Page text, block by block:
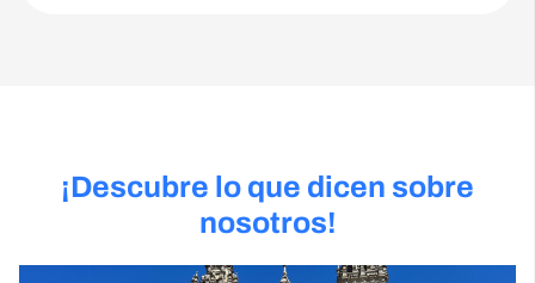
¡Descubre lo que dicen sobre
nosotros!